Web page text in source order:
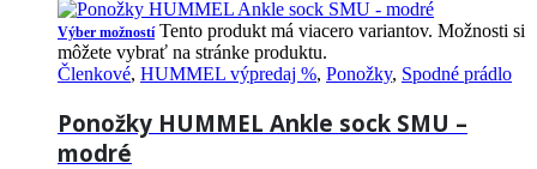
Výber možností Tento produkt má viacero variantov. Možnosti si
môžete vybrať na stránke produktu.
Členkové, HUMMEL výpredaj %, Ponožky, Spodné prádlo
Ponožky HUMMEL Ankle sock SMU –
modré